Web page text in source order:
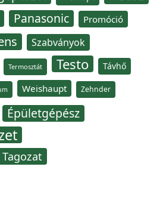
Panasonic Promóció
Szabványok
Termosztát Testo Távhő
Weishaupt Zehnder
Épületgépész